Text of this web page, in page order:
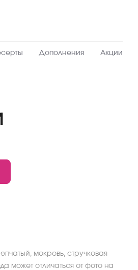
Дополнения Акции
мокровь, стручковая
может отличаться от фото на